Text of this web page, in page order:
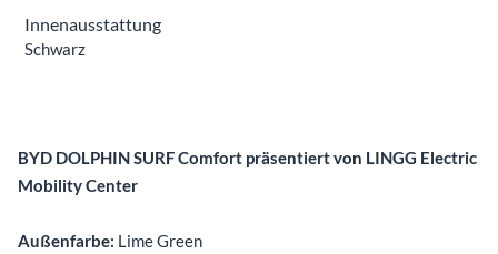
Innenausstattung
Schwarz
BYD DOLPHIN SURF Comfort präsentiert von LINGG Electric
Mobility Center
Außenfarbe: Lime Green